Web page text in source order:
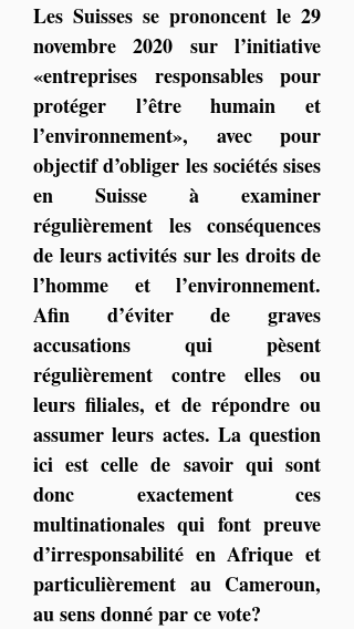
Les Suisses se prononcent le 29
novembre 2020 sur l’initiative
«entreprises responsables pour
protéger l’être humain et
l’environnement», avec pour
objectif d’obliger les sociétés sises
en Suisse à examiner
régulièrement les conséquences
de leurs activités sur les droits de
l’homme et l’environnement.
Afin d’éviter de graves
accusations qui pèsent
régulièrement contre elles ou
leurs filiales, et de répondre ou
assumer leurs actes. La question
ici est celle de savoir qui sont
donc exactement ces
multinationales qui font preuve
d’irresponsabilité en Afrique et
particulièrement au Cameroun,
au sens donné par ce vote?